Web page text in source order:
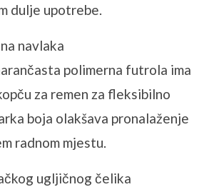
dulje upotrebe.
navlaka
polimerna futrola ima
za remen za fleksibilno
boja olakšava pronalaženje
radnom mjestu.
ugljičnog čelika